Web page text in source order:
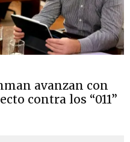
avanzan con
contra los “011”